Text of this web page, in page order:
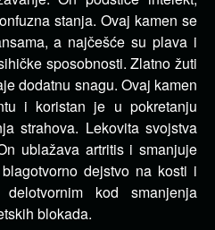
stanja. Ovaj kamen se
a najčešće su plava i
sposobnosti. Zlatno žuti
dodatnu snagu. Ovaj kamen
i koristan je u pokretanju
strahova. Lekovita svojstva
ublažava artritis i smanjuje
dejstvo na kosti i
kod smanjenja
blokada.